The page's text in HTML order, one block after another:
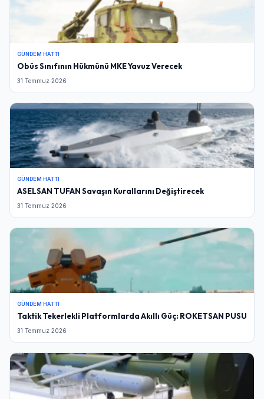
GÜNDEM HATTI
Obüs Sınıfının Hükmünü MKE Yavuz Verecek
31 Temmuz 2026
GÜNDEM HATTI
ASELSAN TUFAN Savaşın Kurallarını Değiştirecek
31 Temmuz 2026
GÜNDEM HATTI
Taktik Tekerlekli Platformlarda Akıllı Güç: ROKETSAN PUSU
31 Temmuz 2026